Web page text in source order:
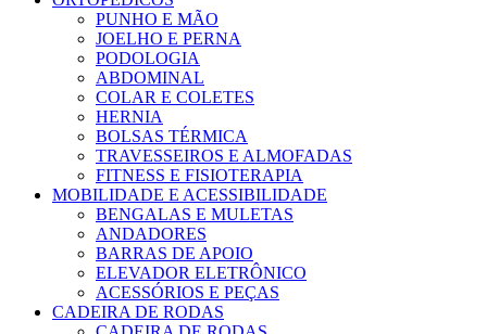
PUNHO E MÃO
JOELHO E PERNA
PODOLOGIA
ABDOMINAL
COLAR E COLETES
HERNIA
BOLSAS TÉRMICA
TRAVESSEIROS E ALMOFADAS
FITNESS E FISIOTERAPIA
MOBILIDADE E ACESSIBILIDADE
BENGALAS E MULETAS
ANDADORES
BARRAS DE APOIO
ELEVADOR ELETRÔNICO
ACESSÓRIOS E PEÇAS
CADEIRA DE RODAS